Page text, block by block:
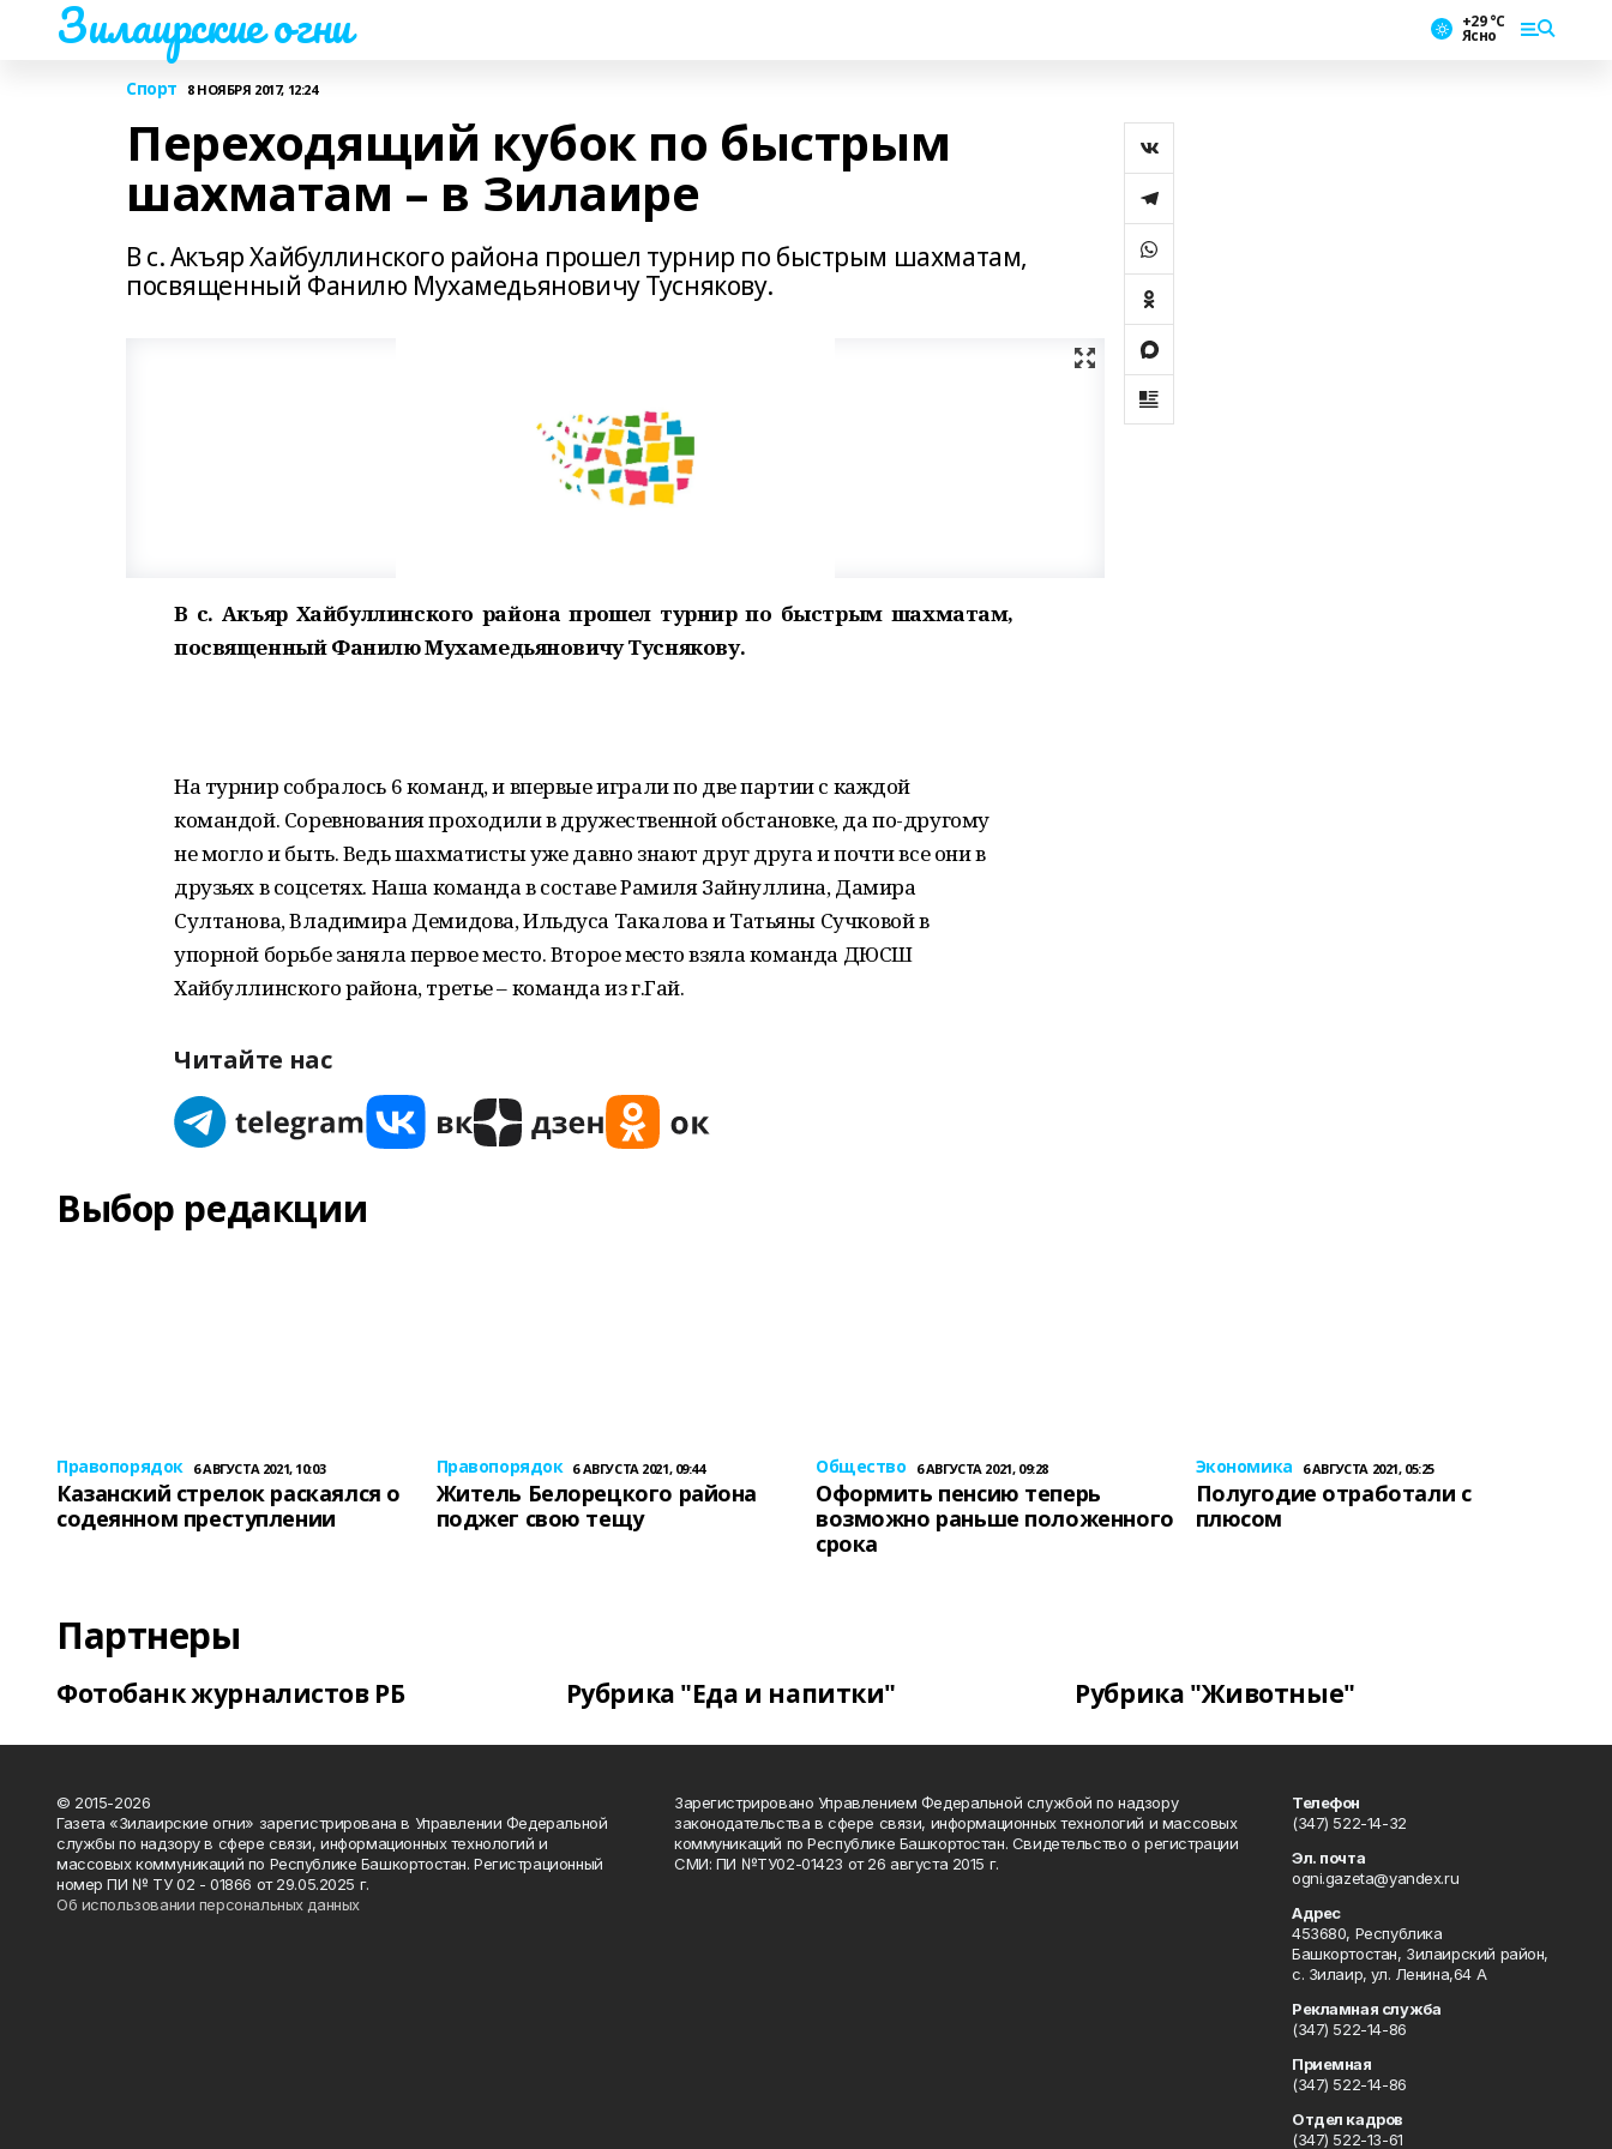
Зилаирские огни +29 °С
Ясно
Спорт 8 НОЯБРЯ 2017, 12:24
Переходящий кубок по быстрым
шахматам – в Зилаире
В с. Акъяр Хайбуллинского района прошел турнир по быстрым шахматам,
посвященный Фанилю Мухамедьяновичу Туснякову.
В с. Акъяр Хайбуллинского района прошел турнир по быстрым шахматам,
посвященный Фанилю Мухамедьяновичу Туснякову.
На турнир собралось 6 команд, и впервые играли по две партии с каждой
командой. Соревнования проходили в дружественной обстановке, да по-другому
не могло и быть. Ведь шахматисты уже давно знают друг друга и почти все они в
друзьях в соцсетях. Наша команда в составе Рамиля Зайнуллина, Дамира
Султанова, Владимира Демидова, Ильдуса Такалова и Татьяны Сучковой в
упорной борьбе заняла первое место. Второе место взяла команда ДЮСШ
Хайбуллинского района, третье – команда из г.Гай.
Читайте нас
Выбор редакции
Правопорядок 6 АВГУСТА 2021, 10:03
Казанский стрелок раскаялся о
содеянном преступлении
Правопорядок 6 АВГУСТА 2021, 09:44
Житель Белорецкого района
поджег свою тещу
Общество 6 АВГУСТА 2021, 09:28
Оформить пенсию теперь
возможно раньше положенного
срока
Экономика 6 АВГУСТА 2021, 05:25
Полугодие отработали с
плюсом
Партнеры
Фотобанк журналистов РБ Рубрика "Еда и напитки" Рубрика "Животные"
© 2015-2026
Газета «Зилаирские огни» зарегистрирована в Управлении Федеральной
службы по надзору в сфере связи, информационных технологий и
массовых коммуникаций по Республике Башкортостан. Регистрационный
номер ПИ № ТУ 02 - 01866 от 29.05.2025 г.
Об использовании персональных данных
Зарегистрировано Управлением Федеральной службой по надзору
законодательства в сфере связи, информационных технологий и массовых
коммуникаций по Республике Башкортостан. Свидетельство о регистрации
СМИ: ПИ №ТУ02-01423 от 26 августа 2015 г.
Телефон
(347) 522-14-32
Эл. почта
ogni.gazeta@yandex.ru
Адрес
453680, Республика
Башкортостан, Зилаирский район,
с. Зилаир, ул. Ленина,64 А
Рекламная служба
(347) 522-14-86
Приемная
(347) 522-14-86
Отдел кадров
(347) 522-13-61